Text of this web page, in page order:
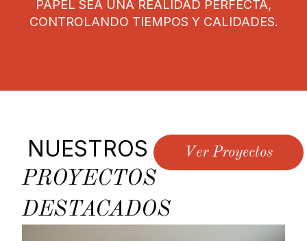
PAPEL SEA UNA REALIDAD PERFECTA,
CONTROLANDO TIEMPOS Y CALIDADES.
NUESTROS
PROYECTOS
DESTACADOS
Ver Proyectos